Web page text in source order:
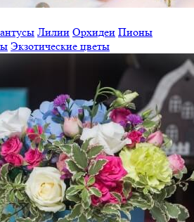
Лилии Орхидеи Пионы
Экзотические цветы